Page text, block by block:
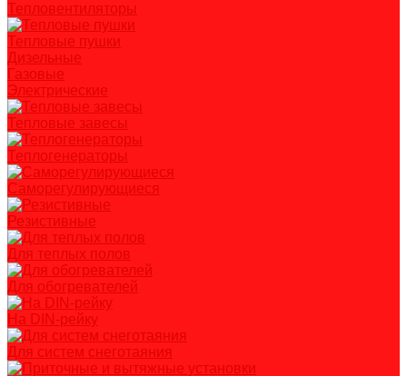
Тепловентиляторы
Тепловые пушки
Дизельные
Газовые
Электрические
Тепловые завесы
Теплогенераторы
Саморегулирующиеся
Резистивные
Для теплых полов
Для обогревателей
На DIN-рейку
Для систем снеготаяния